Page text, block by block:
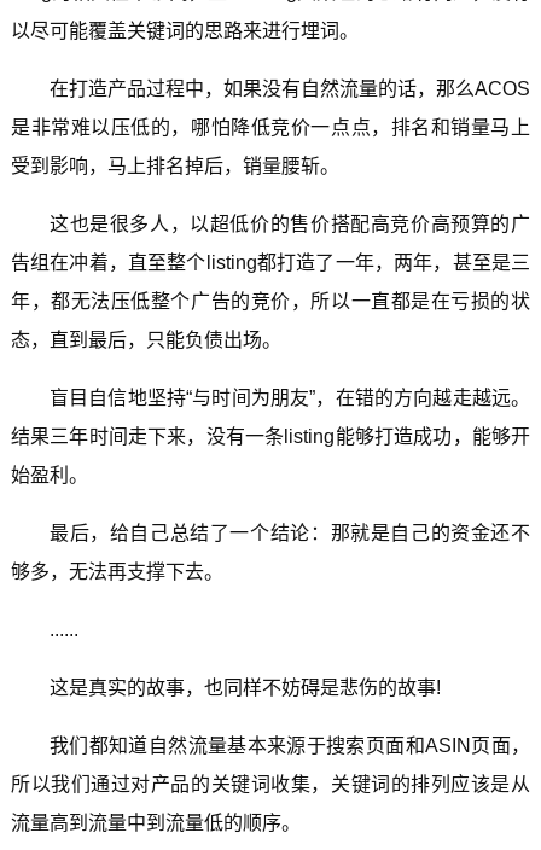
以尽可能覆盖关键词的思路来进行埋词。
在打造产品过程中，如果没有自然流量的话，那么ACOS
是非常难以压低的，哪怕降低竞价一点点，排名和销量马上
受到影响，马上排名掉后，销量腰斩。
这也是很多人，以超低价的售价搭配高竞价高预算的广
告组在冲着，直至整个listing都打造了一年，两年，甚至是三
年，都无法压低整个广告的竞价，所以一直都是在亏损的状
态，直到最后，只能负债出场。
盲目自信地坚持“与时间为朋友”，在错的方向越走越远。
结果三年时间走下来，没有一条listing能够打造成功，能够开
始盈利。
最后，给自己总结了一个结论：那就是自己的资金还不
够多，无法再支撑下去。
......
这是真实的故事，也同样不妨碍是悲伤的故事!
我们都知道自然流量基本来源于搜索页面和ASIN页面，
所以我们通过对产品的关键词收集，关键词的排列应该是从
流量高到流量中到流量低的顺序。